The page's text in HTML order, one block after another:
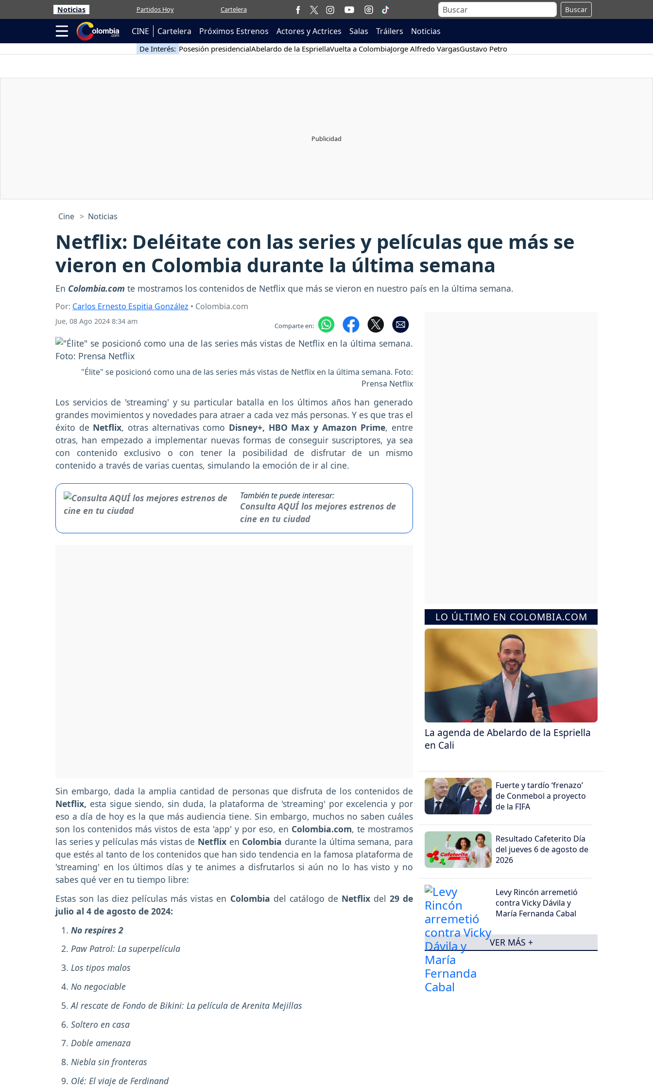
Noticias Partidos Hoy Cartelera Buscar
CINE Cartelera Próximos Estrenos Actores y Actrices Salas Tráilers Noticias
De Interés: Posesión presidencialAbelardo de la EspriellaVuelta a ColombiaJorge Alfredo VargasGustavo Petro
Cine Noticias
Netflix: Deléitate con las series y películas que más se
vieron en Colombia durante la última semana
En Colombia.com te mostramos los contenidos de Netflix que más se vieron en nuestro país en la última semana.
Por: Carlos Ernesto Espitia González • Colombia.com
Jue, 08 Ago 2024 8:34 am Comparte en:
"Élite" se posicionó como una de las series más vistas de Netflix en la última semana. Foto:
Prensa Netflix
Los servicios de 'streaming' y su particular batalla en los últimos años han generado
grandes movimientos y novedades para atraer a cada vez más personas. Y es que tras el
éxito de Netflix, otras alternativas como Disney+, HBO Max y Amazon Prime, entre
otras, han empezado a implementar nuevas formas de conseguir suscriptores, ya sea
con contenido exclusivo o con tener la posibilidad de disfrutar de un mismo
contenido a través de varias cuentas, simulando la emoción de ir al cine.
También te puede interesar:
Consulta AQUÍ los mejores estrenos de
cine en tu ciudad
Sin embargo, dada la amplia cantidad de personas que disfruta de los contenidos de
Netflix, esta sigue siendo, sin duda, la plataforma de 'streaming' por excelencia y por
eso a día de hoy es la que más audiencia tiene. Sin embargo, muchos no saben cuáles
son los contenidos más vistos de esta 'app' y por eso, en Colombia.com, te mostramos
las series y películas más vistas de Netflix en Colombia durante la última semana, para
que estés al tanto de los contenidos que han sido tendencia en la famosa plataforma de
'streaming' en los últimos días y te animes a disfrutarlos si aún no lo has visto y no
sabes qué ver en tu tiempo libre:
Estas son las diez películas más vistas en Colombia del catálogo de Netflixdel 29 de
julio al 4 de agosto de 2024:
No respires 2
Paw Patrol: La superpelícula
Los tipos malos
No negociable
Al rescate de Fondo de Bikini: La película de Arenita Mejillas
Soltero en casa
Doble amenaza
Niebla sin fronteras
Olé: El viaje de Ferdinand
LO ÚLTIMO EN COLOMBIA.COM
La agenda de Abelardo de la Espriella
en Cali
Fuerte y tardío ‘frenazo’
de Conmebol a proyecto
de la FIFA
Resultado Cafeterito Día
del jueves 6 de agosto de
2026
Levy Rincón arremetió
contra Vicky Dávila y
María Fernanda Cabal
VER MÁS +